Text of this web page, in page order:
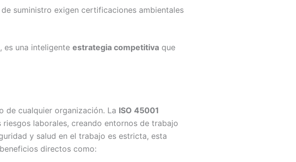
suministro exigen certificaciones ambientales
es una inteligente estrategia competitivaque
de cualquier organización. La ISO 45001
laborales, creando entornos de trabajo
y salud en el trabajo es estricta, esta
directos como: